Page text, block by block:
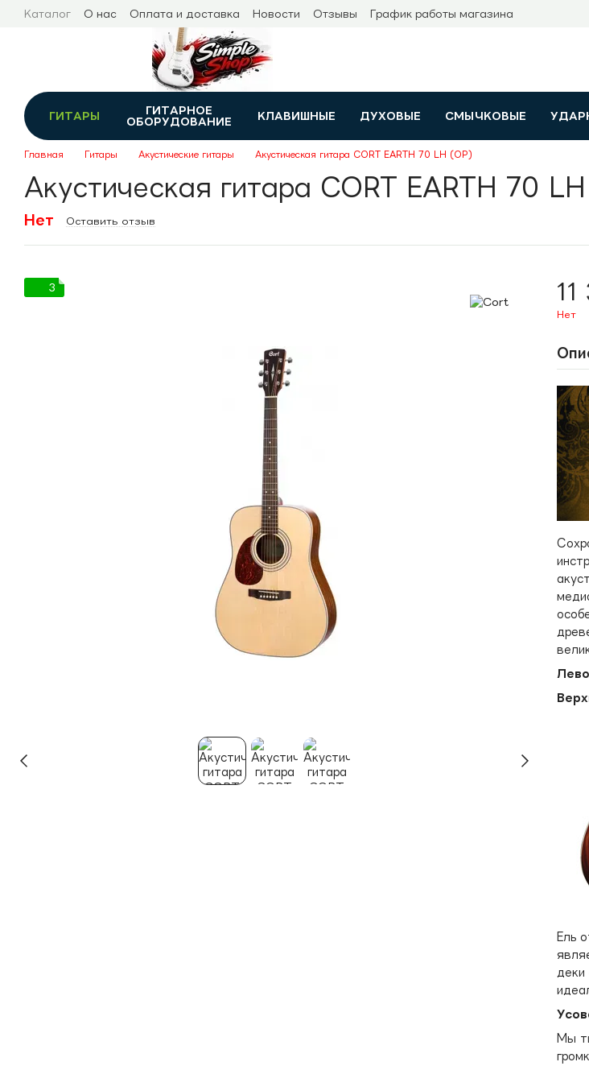
Перейти к основному контенту
Каталог О нас Оплата и доставка Новости Отзывы График работы магазина
ГИТАРЫ
ГИТАРНОЕ
ОБОРУДОВАНИЕ
КЛАВИШНЫЕ ДУХОВЫЕ СМЫЧКОВЫЕ
Главная Гитары Акустические гитары Акустическая гитара CORT EARTH 70 LH (OP)
Акустическая гитара CORT EARTH 70
Нет Оставить отзыв
3
Нет
Ель
деки
Мы